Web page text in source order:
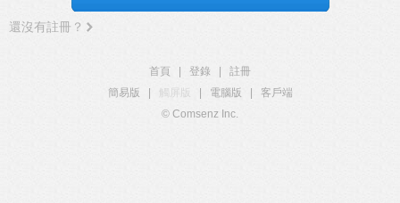
還沒有註冊？
首頁 登錄
註冊
簡易版
觸屏版 電腦版
客戶端
© Comsenz Inc.